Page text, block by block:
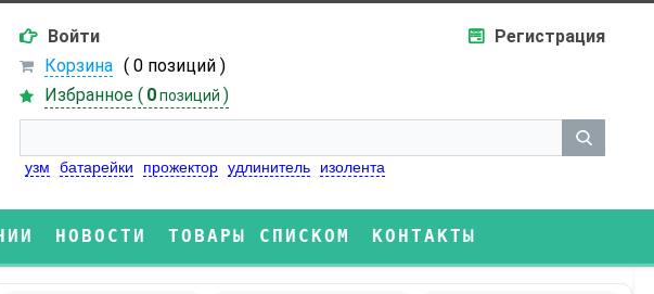
Войти
Регистрация
Корзина ( 0 позиций )
Избранное ( 0 позиций )
узм батарейки прожектор удлинитель изолента
НОВОСТИ ТОВАРЫ СПИСКОМ КОНТАКТЫ